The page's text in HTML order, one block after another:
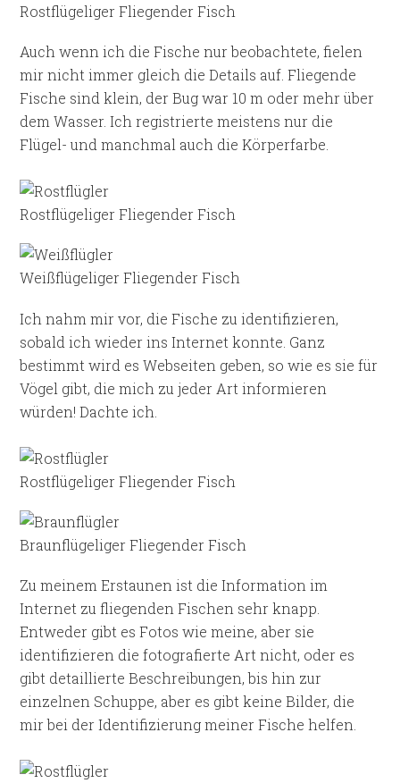
Rostflügeliger Fliegender Fisch
Auch wenn ich die Fische nur beobachtete, fielen
mir nicht immer gleich die Details auf. Fliegende
Fische sind klein, der Bug war 10 m oder mehr über
dem Wasser. Ich registrierte meistens nur die
Flügel- und manchmal auch die Körperfarbe.
Rostflügeliger Fliegender Fisch
Weißflügeliger Fliegender Fisch
Ich nahm mir vor, die Fische zu identifizieren,
sobald ich wieder ins Internet konnte. Ganz
bestimmt wird es Webseiten geben, so wie es sie für
Vögel gibt, die mich zu jeder Art informieren
würden! Dachte ich.
Rostflügeliger Fliegender Fisch
Braunflügeliger Fliegender Fisch
Zu meinem Erstaunen ist die Information im
Internet zu fliegenden Fischen sehr knapp.
Entweder gibt es Fotos wie meine, aber sie
identifizieren die fotografierte Art nicht, oder es
gibt detaillierte Beschreibungen, bis hin zur
einzelnen Schuppe, aber es gibt keine Bilder, die
mir bei der Identifizierung meiner Fische helfen.